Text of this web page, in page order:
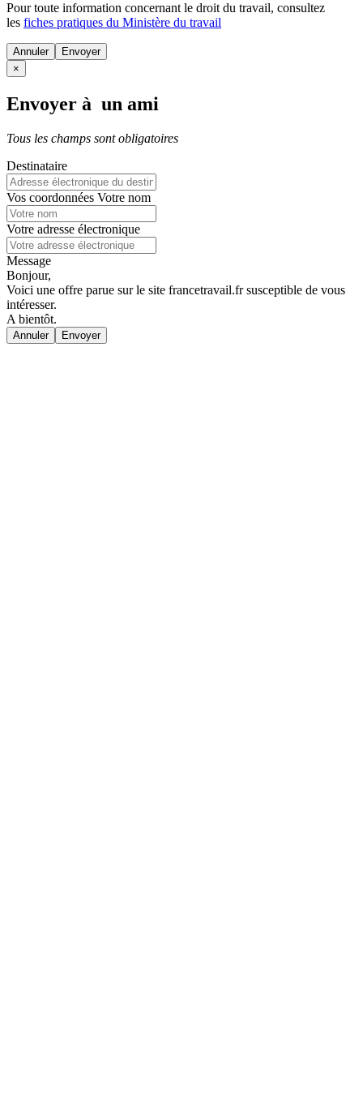
Pour toute information concernant le droit du travail, consultez
les fiches pratiques du Ministère du travail
Annuler
×
Envoyer à un ami
Tous les champs sont obligatoires
Destinataire
Vos coordonnées Votre nom
Votre adresse électronique
Message
Bonjour,
Voici une offre parue sur le site francetravail.fr susceptible de vous
intéresser.
A bientôt.
Annuler